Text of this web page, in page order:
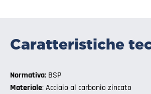
Caratteristiche
Normativa: BSP
Materiale: Acciaio al carbonio zincato